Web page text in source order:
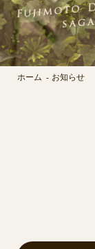
ホーム お知らせ